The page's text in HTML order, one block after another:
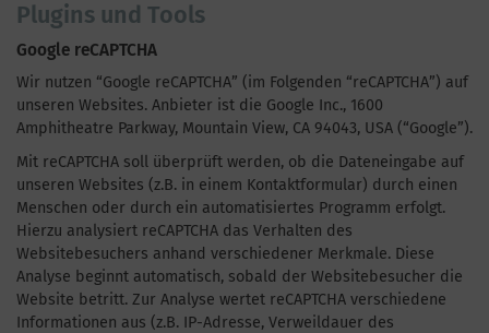
Plugins und Tools
Google reCAPTCHA
Wir nutzen “Google reCAPTCHA” (im Folgenden “reCAPTCHA”) auf
unseren Websites. Anbieter ist die Google Inc., 1600
Amphitheatre Parkway, Mountain View, CA 94043, USA (“Google”).
Mit reCAPTCHA soll überprüft werden, ob die Dateneingabe auf
unseren Websites (z.B. in einem Kontaktformular) durch einen
Menschen oder durch ein automatisiertes Programm erfolgt.
Hierzu analysiert reCAPTCHA das Verhalten des
Websitebesuchers anhand verschiedener Merkmale. Diese
Analyse beginnt automatisch, sobald der Websitebesucher die
Website betritt. Zur Analyse wertet reCAPTCHA verschiedene
Informationen aus (z.B. IP-Adresse, Verweildauer des